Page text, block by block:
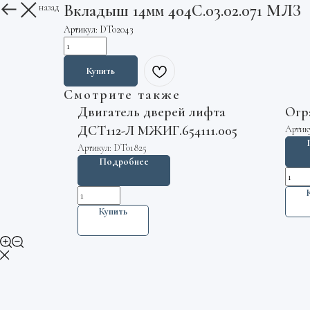
Вернуться назад Вкладыш 14мм 404С.03.02.071 МЛЗ
Артикул: DT02043
Купить
Смотрите также
Двигатель дверей лифта
ДСТ112-Л МЖИГ.654111.005
Артикул: DT01825
Подробнее
Купить